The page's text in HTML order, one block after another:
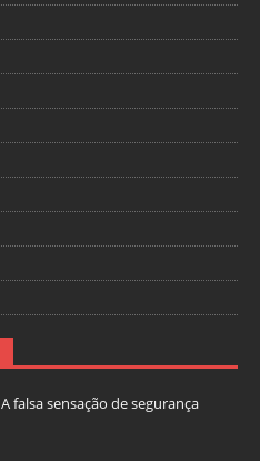
A falsa sensação de segurança